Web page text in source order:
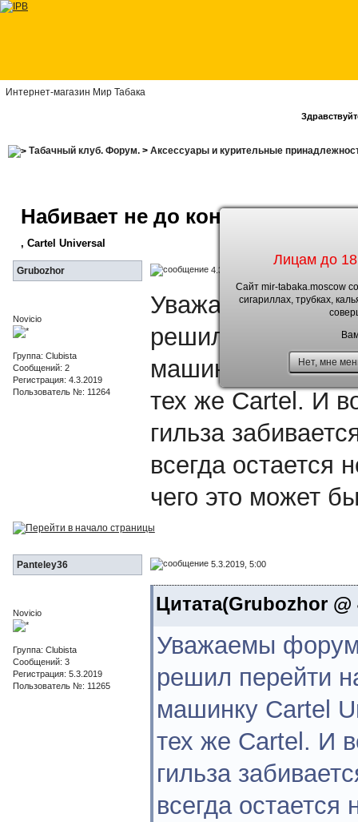
Интернет-магазин Мир Табака
Лицам до
Сайт mir-tabaka.moscow
сигариллах, трубках,
Нет, мне
Табачный клуб. Форум.> Аксессуары и курительные
Набивает не до конца
, Cartel Universal
Grubozhor 4.3.2019, 11:40
Novicio
Группа: Clubista
Сообщений: 2
Регистрация: 4.3.2019
Пользователь №: 11264
Уважаемы
решил перейти
машинку Cartel
тех же Cartel. И
гильза
всегда остается
чего это может
Panteley36 5.3.2019, 5:00
Novicio
Группа: Clubista
Сообщений: 3
Регистрация: 5.3.2019
Пользователь №: 11265
Цитата(Grubozhor @
Уважаемы
решил перейти
машинку Cartel
тех же Cartel. И
гильза
всегда остается